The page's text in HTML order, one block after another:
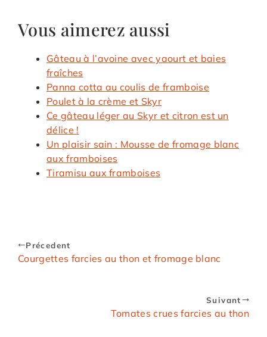
Vous aimerez aussi
Gâteau à l’avoine avec yaourt et baies
fraîches
Panna cotta au coulis de framboise
Poulet à la crème et Skyr
Ce gâteau léger au Skyr et citron est un
délice !
Un plaisir sain : Mousse de fromage blanc
aux framboises
Tiramisu aux framboises
Précedent
Courgettes farcies au thon et fromage blanc
Suivant
Tomates crues farcies au thon